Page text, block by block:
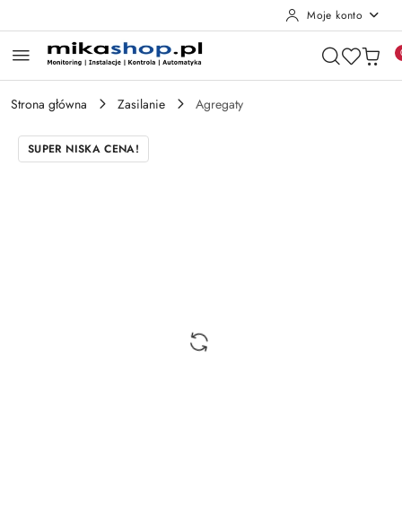
Moje konto
Strona główna Zasilanie Agregaty
SUPER NISKA CENA!